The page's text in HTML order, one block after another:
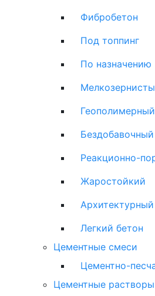
Фибробетон
Под топпинг
По назначению
Геополимерный
Бездобавочный
Реакционно-
Жаростойкий
Легкий бетон
Цементные смеси
Цементно-
Цементные растворы